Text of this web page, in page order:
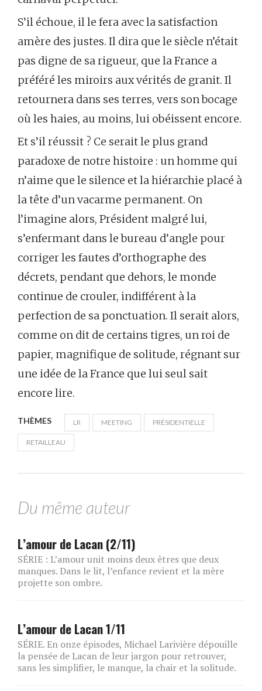
S’il échoue, il le fera avec la satisfaction
amère des justes. Il dira que le siècle n’était
pas digne de sa rigueur, que la France a
préféré les miroirs aux vérités de granit. Il
retournera dans ses terres, vers son bocage
où les haies, au moins, lui obéissent encore.
Et s’il réussit ? Ce serait le plus grand
paradoxe de notre histoire : un homme qui
n’aime que le silence et la hiérarchie placé à
la tête d’un vacarme permanent. On
l’imagine alors, Président malgré lui,
s’enfermant dans le bureau d’angle pour
corriger les fautes d’orthographe des
décrets, pendant que dehors, le monde
continue de crouler, indifférent à la
perfection de sa ponctuation. Il serait alors,
comme on dit de certains tigres, un roi de
papier, magnifique de solitude, régnant sur
une idée de la France que lui seul sait
encore lire.
THÈMES LR MEETING PRÉSIDENTIELLE
RETAILLEAU
Du même auteur
L’amour de Lacan (2/11)
SÉRIE : L’amour unit moins deux êtres que deux
manques. Dans le lit, l’enfance revient et la mère
projette son ombre.
L’amour de Lacan 1/11
SÉRIE. En onze épisodes, Michael Larivière dépouille
la pensée de Lacan de leur jargon pour retrouver,
sans les simplifier, le manque, la chair et la solitude.